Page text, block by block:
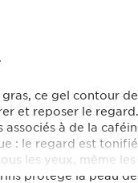
ce gel contour
et reposer le
à de la
: le regard est
les yeux, même
protège la peau